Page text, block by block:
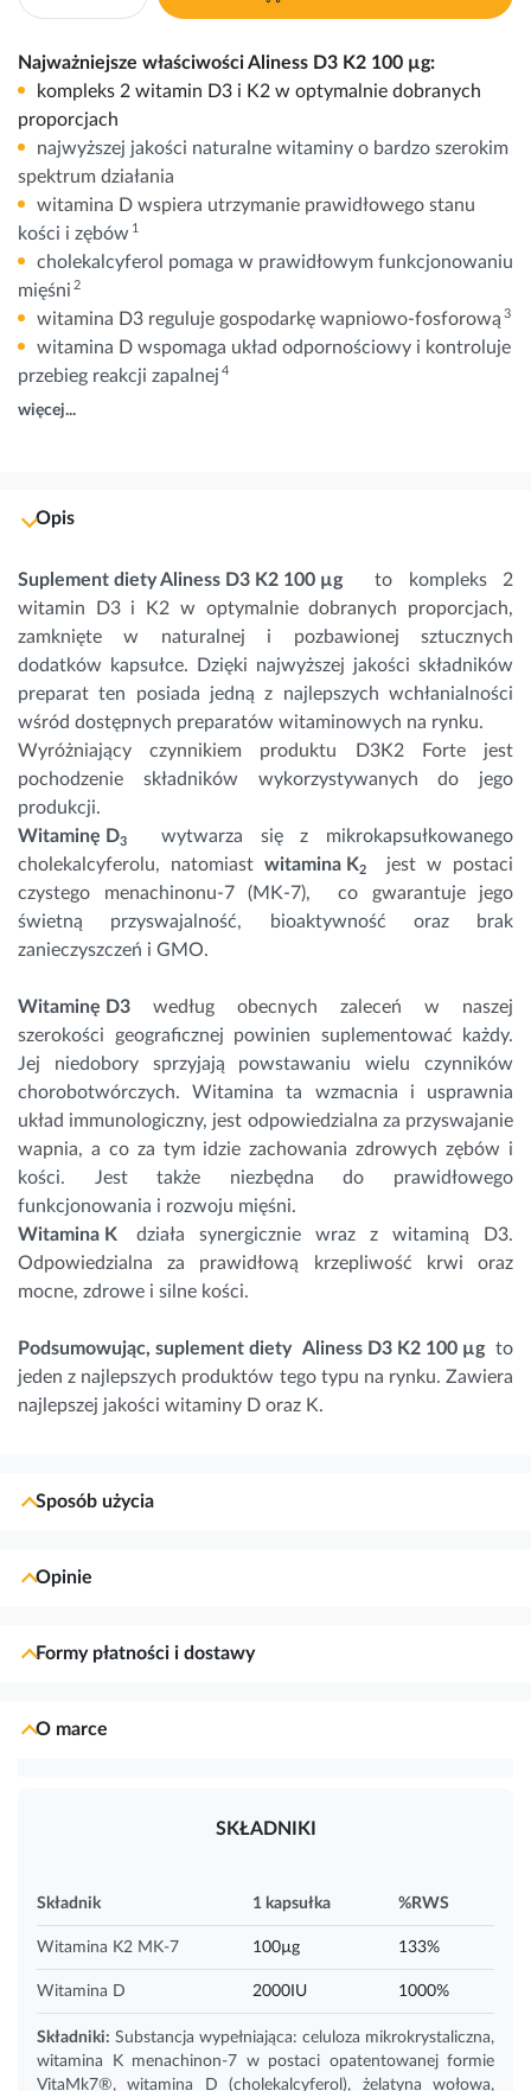
Najważniejsze właściwości Aliness D3 K2 100 µg:
kompleks 2 witamin D3 i K2 w optymalnie dobranych
proporcjach
najwyższej jakości naturalne witaminy o bardzo szerokim
spektrum działania
witamina D wspiera utrzymanie prawidłowego stanu
kości i zębów1
cholekalcyferol pomaga w prawidłowym funkcjonowaniu
mięśni2
witamina D3 reguluje gospodarkę wapniowo-fosforową3
witamina D wspomaga układ odpornościowy i kontroluje
przebieg reakcji zapalnej4
więcej...
Opis
Suplement diety Aliness D3 K2 100 µgto kompleks 2
witamin D3 i K2 w optymalnie dobranych proporcjach,
zamknięte w naturalnej i pozbawionej sztucznych
dodatków kapsułce. Dzięki najwyższej jakości składników
preparat ten posiada jedną z najlepszych wchłanialności
wśród dostępnych preparatów witaminowych na rynku.
Wyróżniający czynnikiem produktu D3K2 Forte jest
pochodzenie składników wykorzystywanych do jego
produkcji.
Witaminę D3
wytwarza się z mikrokapsułkowanego
cholekalcyferolu, natomiast witamina K2jest w postaci
czystego menachinonu-7 (MK-7), co gwarantuje jego
świetną przyswajalność, bioaktywność oraz brak
zanieczyszczeń i GMO.
Witaminę D3 według obecnych zaleceń w naszej
szerokości geograficznej powinien suplementować każdy.
Jej niedobory sprzyjają powstawaniu wielu czynników
chorobotwórczych. Witamina ta wzmacnia i usprawnia
układ immunologiczny, jest odpowiedzialna za przyswajanie
wapnia, a co za tym idzie zachowania zdrowych zębów i
kości. Jest także niezbędna do prawidłowego
funkcjonowania i rozwoju mięśni.
Witamina K
działa synergicznie wraz z witaminą D3.
Odpowiedzialna za prawidłową krzepliwość krwi oraz
mocne, zdrowe i silne kości.
Podsumowując, suplement diety Aliness D3 K2 100 µg to
jeden z najlepszych produktów tego typu na rynku. Zawiera
najlepszej jakości witaminy D oraz K.
Sposób użycia
Opinie
Formy płatności i dostawy
O marce
SKŁADNIKI
Składnik 1 kapsułka %RWS
Witamina K2 MK-7 100µg 133%
Witamina D 2000IU 1000%
Składniki: Substancja wypełniająca: celuloza mikrokrystaliczna,
witamina K menachinon-7 w postaci opatentowanej formie
VitaMk7®,witamina D (cholekalcyferol), żelatyna wołowa,